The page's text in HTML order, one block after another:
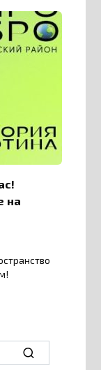
на